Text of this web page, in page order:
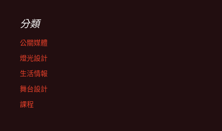
分類
公關媒體
燈光設計
生活情報
舞台設計
課程